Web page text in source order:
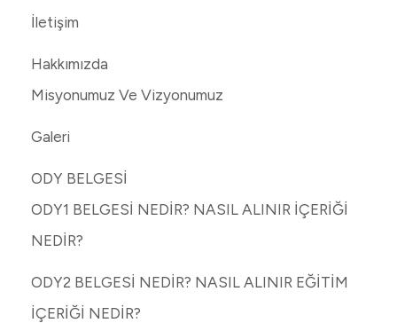
İletişim
Hakkımızda
Misyonumuz Ve Vizyonumuz
Galeri
ODY BELGESİ
ODY1 BELGESİ NEDİR? NASIL ALINIR İÇERİĞİ
NEDİR?
ODY2 BELGESİ NEDİR? NASIL ALINIR EĞİTİM
İÇERİĞİ NEDİR?